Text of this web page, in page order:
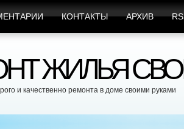
КОНТАКТЫ АРХИВ
ЖИЛЬЯ
и качественно ремонта в доме своими руками